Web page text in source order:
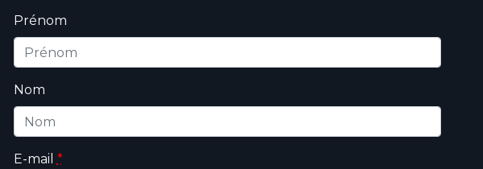
Prénom
Nom
E-mail *